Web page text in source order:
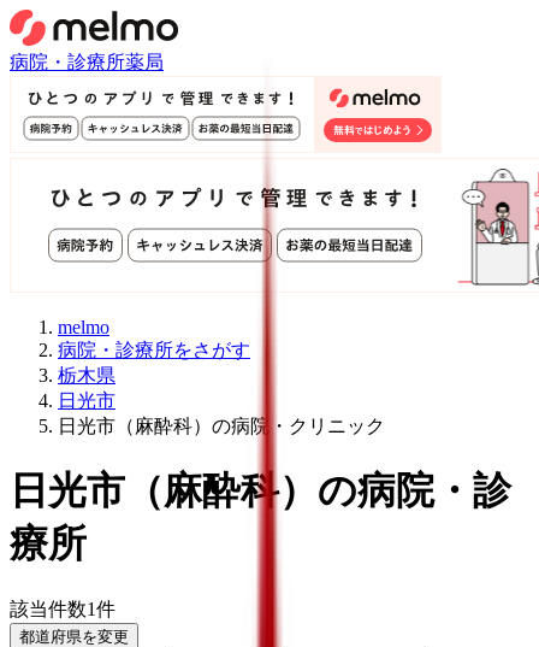
病院・診療所薬局
melmo
病院・診療所をさがす
栃木県
日光市
日光市（麻酔科）の病院・クリニック
日光市 （麻酔科） の病院・診
療所
該当件数1件
都道府県を変更